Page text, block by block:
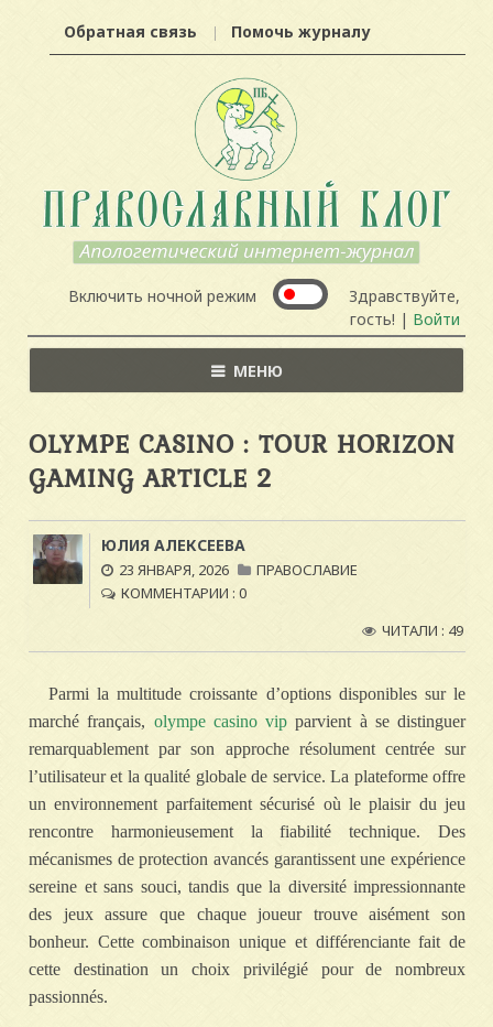
Обратная связь Помочь журналу
Включить ночной режим
Здравствуйте,
гость! | Войти
МЕНЮ
OLYMPE CASINO : TOUR HORIZON
GAMING ARTICLE 2
ЮЛИЯ АЛЕКСЕЕВА
23 ЯНВАРЯ, 2026
ПРАВОСЛАВИЕ
КОММЕНТАРИИ : 0
ЧИТАЛИ : 49
Parmi la multitude croissante d’options disponibles sur le
marché français, olympe casino vip parvient à se distinguer
remarquablement par son approche résolument centrée sur
l’utilisateur et la qualité globale de service. La plateforme offre
un environnement parfaitement sécurisé où le plaisir du jeu
rencontre harmonieusement la fiabilité technique. Des
mécanismes de protection avancés garantissent une expérience
sereine et sans souci, tandis que la diversité impressionnante
des jeux assure que chaque joueur trouve aisément son
bonheur. Cette combinaison unique et différenciante fait de
cette destination un choix privilégié pour de nombreux
passionnés.